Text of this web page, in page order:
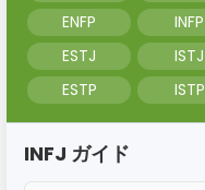
ENFP
INFP
ESTJ
ISTJ
ESTP
ISTP
INFJ ガイド